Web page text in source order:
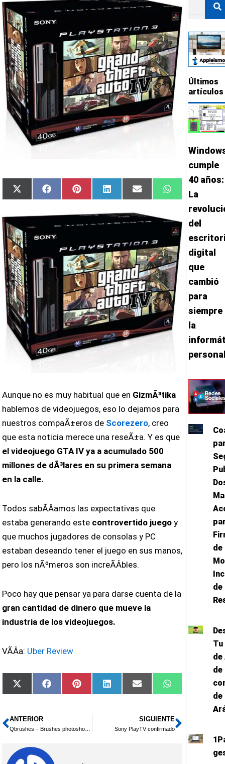
Compartir
en
X
(Twitter)
Compartir
en
FacebookCompartir
en
PinterestCompartir
en
LinkedInCompartir
en
Email
Compartir
en
WhatsApp
Aunque no es muy habitual que en GizmÃ³tika
hablemos de videojuegos, eso lo dejamos para
nuestros compaÃ±eros de Scorezero, creo
que esta noticia merece una reseÃ±a. Y es que
el videojuego GTA IV ya a acumulado 500
millones de dÃ³lares en su primera semana
en la calle.
Todos sabÃ­Â­amos las expectativas que
estaba generando este controvertido juegoy
que muchos jugadores de consolas y PC
estaban deseando tener el juego en sus manos,
pero los nÃºmeros son increÃ­Â­bles.
Poco hay que pensar ya para darse cuenta de la
gran cantidad de dinero que mueve la
industria de los videojuegos.
VÃ­Â­a: Uber Review
Compartir
en
X
(Twitter)
Compartir
en
FacebookCompartir
en
PinterestCompartir
en
LinkedInCompartir
en
Email
Compartir
en
WhatsApp
Ant
ANTERIOR
Qbrushes – Brushes photoshop de calidad
SIGUIENTE
Sony PlayTV confirmado
Últimos
artículos
cumple
40 años:
La
del
digital
que
cambió
para
siempre
la
de
de
Tu
de
de
de